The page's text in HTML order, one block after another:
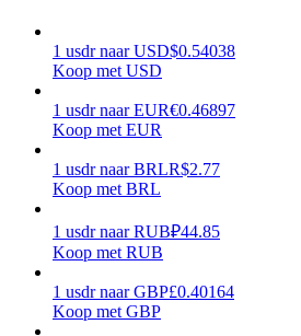
Handelsstrategieën
1 usdr naar USD$0.54038
Koop met USD
1 usdr naar EUR€0.46897
Koop met EUR
1 usdr naar BRLR$2.77
Koop met BRL
1 usdr naar RUB₽44.85
Koop met RUB
1 usdr naar GBP£0.40164
Koop met GBP